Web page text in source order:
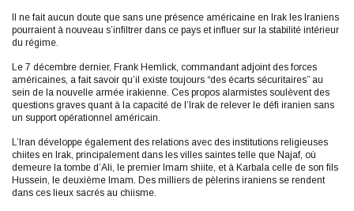
Il ne fait aucun doute que sans une présence américaine en Irak les Iraniens
pourraient à nouveau s’infiltrer dans ce pays et influer sur la stabilité intérieur
du régime.
Le 7 décembre dernier, Frank Hemlick, commandant adjoint des forces
américaines, a fait savoir qu’il existe toujours “des écarts sécuritaires” au
sein de la nouvelle armée irakienne. Ces propos alarmistes soulèvent des
questions graves quant à la capacité de l’Irak de relever le défi iranien sans
un support opérationnel américain.
L’Iran développe également des relations avec des institutions religieuses
chiites en Irak, principalement dans les villes saintes telle que Najaf, où
demeure la tombe d’Ali, le premier Imam shiite, et à Karbala celle de son fils
Hussein, le deuxième Imam. Des milliers de pèlerins iraniens se rendent
dans ces lieux sacrés au chiisme.